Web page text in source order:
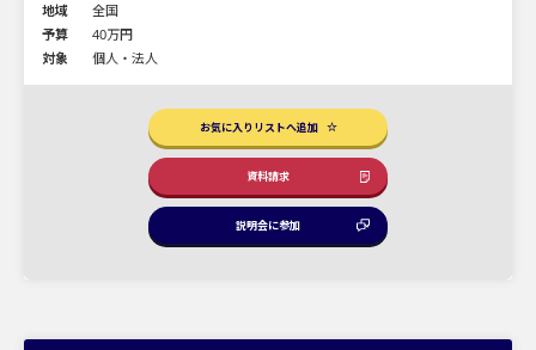
地域
全国
予算
40万円
対象
個人・法人
お気に入りリストへ追加
資料請求
説明会に参加